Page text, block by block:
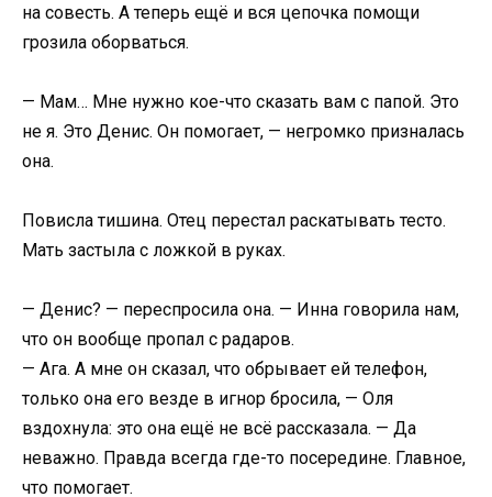
на совесть. А теперь ещё и вся цепочка помощи
грозила оборваться.
— Мам… Мне нужно кое-что сказать вам с папой. Это
не я. Это Денис. Он помогает, — негромко призналась
она.
Повисла тишина. Отец перестал раскатывать тесто.
Мать застыла с ложкой в руках.
— Денис? — переспросила она. — Инна говорила нам,
что он вообще пропал с радаров.
— Ага. А мне он сказал, что обрывает ей телефон,
только она его везде в игнор бросила, — Оля
вздохнула: это она ещё не всё рассказала. — Да
неважно. Правда всегда где-то посередине. Главное,
что помогает.